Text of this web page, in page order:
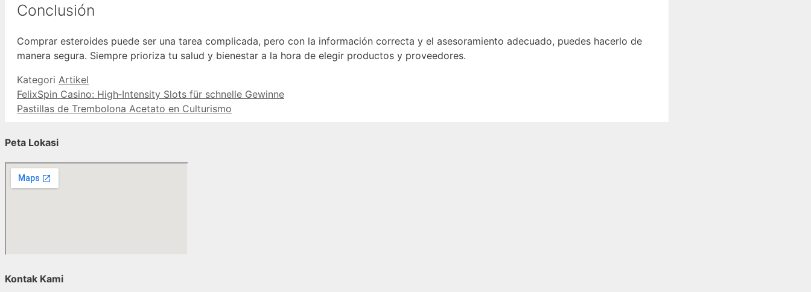
Conclusión
Comprar esteroides puede ser una tarea complicada, pero con la información correcta y el asesoramiento adecuado, puedes hacerlo de
manera segura. Siempre prioriza tu salud y bienestar a la hora de elegir productos y proveedores.
Kategori Artikel
FelixSpin Casino: High‑Intensity Slots für schnelle Gewinne
Pastillas de Trembolona Acetato en Culturismo
Peta Lokasi
Kontak Kami